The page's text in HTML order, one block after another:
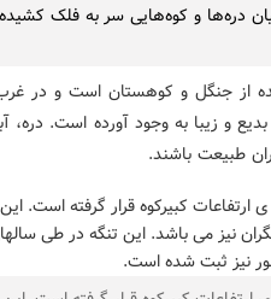
دره‌ها و کوه‌هایی سر به فلک
از جنگل و کوهستان است و در
و زیبا به وجود آورده است.
طبیعت باشند.‌